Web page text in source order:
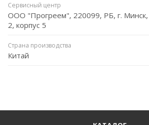
Сервисный центр
ООО "Прогреем", 220099, РБ, г. Минск,
2, корпус 5
Страна производства
Китай